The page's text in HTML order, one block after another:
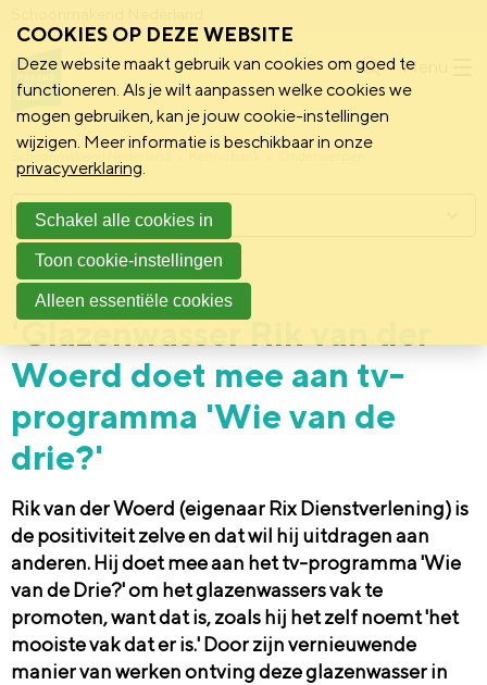
Menu
Schoonmakend Nederland
Vereniging 21 maart 2022
'Glazenwasser Rik van der
Woerd doet mee aan tv-
programma 'Wie van de
drie?'
Rik van der Woerd (eigenaar Rix Dienstverlening) is
de positiviteit zelve en dat wil hij uitdragen aan
anderen. Hij doet mee aan het tv-programma 'Wie
van de Drie?' om het glazenwassers vak te
promoten, want dat is, zoals hij het zelf noemt 'het
mooiste vak dat er is.' Door zijn vernieuwende
manier van werken ontving deze glazenwasser in
Menu
COOKIES OP DEZE WEBSITE
Deze website maakt gebruik van cookies om goed te
functioneren. Als je wilt aanpassen welke cookies we
mogen gebruiken, kan je jouw cookie-instellingen
wijzigen. Meer informatie is beschikbaar in onze
privacyverklaring.
Schakel alle cookies in
Toon cookie-instellingen
Alleen essentiële cookies